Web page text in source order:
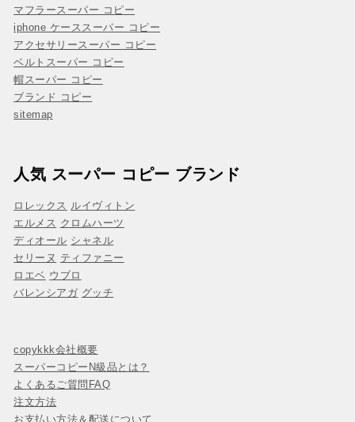
マフラースーパー コピー
iphone ケーススーパー コピー
アクセサリースーパー コピー
ベルトスーパー コピー
帽スーパー コピー
ブランド コピー
sitemap
人気 スーパー コピー ブランド
ロレックス ルイヴィトン
エルメス クロムハーツ
ディオール シャネル
セリーヌ ティファニー
ロエベ ウブロ
バレンシアガ グッチ
copykkk会社概要
スーパーコピーN級品とは？
よくあるご質問FAQ
注文方法
お支払い方法＆配送について